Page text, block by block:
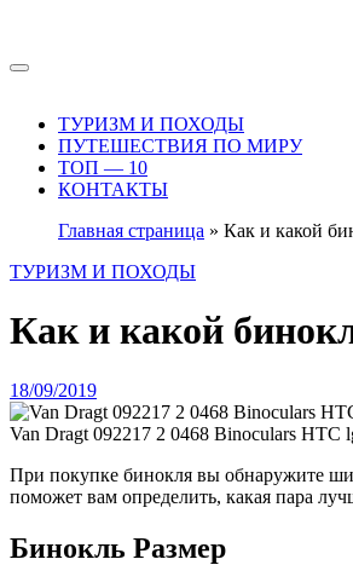
содержимому
ТУРИЗМ И ПОХОДЫ
ПУТЕШЕСТВИЯ ПО МИРУ
ТОП — 10
КОНТАКТЫ
Главная страница » Как и какой
ТУРИЗМ И ПОХОДЫ
Как и какой
18/09/2019
Van Dragt 092217 2 0468 Binoculars HTC
При покупке бинокля вы обнаружите широкий диапазон цен на похожие стили. Понимание бинокулярных характеристик, таких как увеличение, диаметр объектива и выходной зрачок,
поможет вам определить, какая пара
Бинокль Размер